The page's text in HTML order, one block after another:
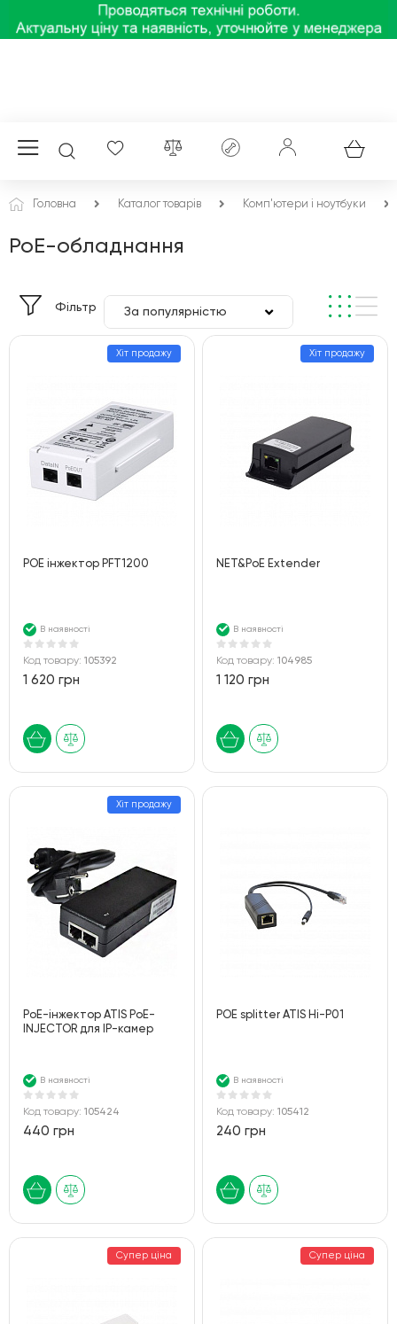
Головна Каталог товарів Комп'ютери і ноутбуки
PoE-обладнання
Фільтр
За ціною
За популярністю
Хіт продажу
POE інжектор PFT1200
В наявності
Код товару: 105392
1 620 грн
Хіт продажу
NET&PoE Extender
В наявності
Код товару:104985
1 120 грн
Хіт продажу
PoE-інжектор ATIS PoE-
INJECTOR для IP-камер
В наявності
Код товару: 105424
440 грн
POE splitter ATIS Hi-P01
В наявності
Код товару:105412
240 грн
Супер ціна Супер ціна